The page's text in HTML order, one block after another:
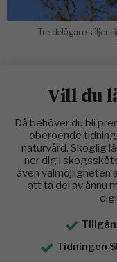
Tre delägare säljer
Vill du
Då behöver du bli
oberoende
naturvård. Skoglig
ner dig i
även valmöjligheten
att ta del av ännu
Tidningen